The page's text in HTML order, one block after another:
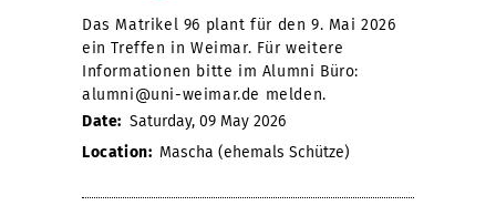
Das Matrikel 96 plant für den 9. Mai 2026
ein Treffen in Weimar. Für weitere
Informationen bitte im Alumni Büro:
alumni@uni-weimar.de melden.
Date: Saturday, 09 May 2026
Location: Mascha (ehemals Schütze)